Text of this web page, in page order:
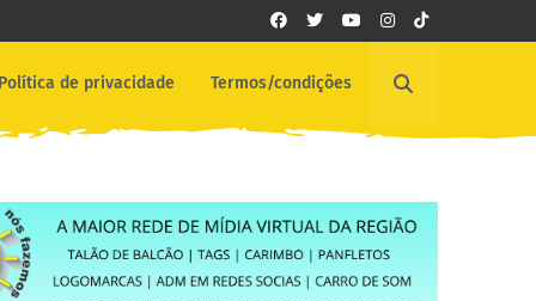
Política de privacidade Termos/condições